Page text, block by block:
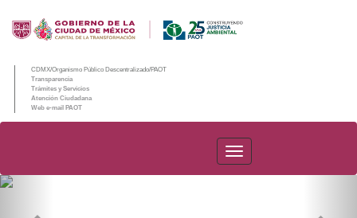
CDMX/Organismo Público Descentralizado/PAOT
Transparencia
Trámites y Servicios
Atención Ciudadana
Web e-mail PAOT
PAOT